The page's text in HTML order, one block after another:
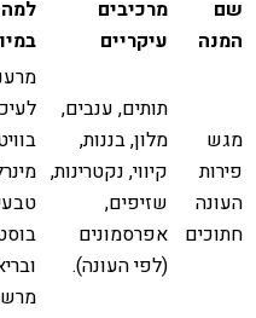
שם
המנה
מרכיבים
עיקריים
מגש
פירות
העונה
חתוכים
תותים, ענבים,
מלון, בננות,
קיווי, נקטרינות,
שזיפים,
אפרסמונים
(לפי העונה).